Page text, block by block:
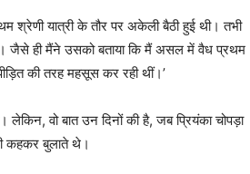
श्रेणी यात्री के तौर पर अकेली बैठी हुई थी। तभी
जैसे ही मैंने उसको बताया कि मैं असल में वैध प्रथम
की तरह महसूस कर रही थीं।’
वो बात उन दिनों की है, जब प्रियंका चोपड़ा
कहकर बुलाते थे।